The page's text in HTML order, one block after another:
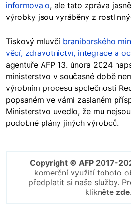
informovalo, ale tato zpráva
výrobky jsou vyráběny z
Tiskový mluvčí braniborského
věcí, zdravotnictví, integrace a
agentuře AFP 13. února 2024
ministerstvo v současné době
výrobním procesu společnosti
popsaném ve vámi zaslaném
Ministerstvo uvedlo, že mu
podobné plány jiných výrobců.
Copyright © AFP 2017-
komerční využití tohoto
předplatit si naše služby.
klikněte zde.